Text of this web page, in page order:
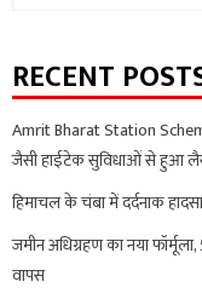
RECENT
Amrit Bharat Station
जैसी हाईटेक सुविधाओं से हुआ
हिमाचल के चंबा में दर्दनाक
जमीन अधिग्रहण का नया
वापस